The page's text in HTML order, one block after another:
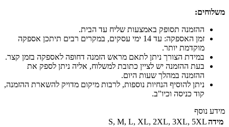
משלוחים:
ההזמנה תסופק באמצעות שליח עד הבית.
זמן האספקה: עד 14 ימי עסקים, במקרים רבים תיתכן אספקה
מוקדמת יותר.
במידת הצורך ניתן לתאם מראש הזמנה דחופה לאספקה בזמן קצר.
בעת ההזמנה יש לציין כתובת למשלוח, אליה ניתן לספק את
ההזמנה במהלך שעות היום.
ניתן להוסיף הנחיות נוספות, לרבות מיקום מדויק להשארת ההזמנה,
קוד כניסה וכיו"ב.
מידע נוסף
מידה
S, M, L, XL, 2XL, 3XL, 5XL